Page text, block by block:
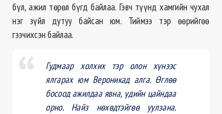
бүл, ажил төрөл бүгд байлаа. Гэвч түүнд хамгийн чухал
нэг зүйл дутуу байсан юм. Тиймээ тэр өөрийгөө
гээчихсэн байлаа.
Гудмаар холхих тэр олон хүнээс
ялгарах юм Вероникад алга. Өглөө
босоод ажилдаа явна, үдийн цайндаа
орно. Найз нөхөдтэйгөө уулзана.